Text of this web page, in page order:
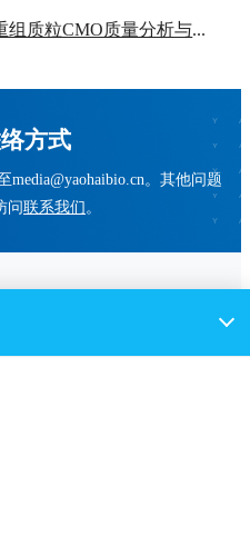
CMO质量分析与控制服务概览
方式
。其他问题
问联系我们。